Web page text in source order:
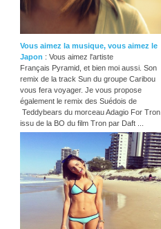
Vous aimez la musique, vous aimez le
Japon : Vous aimez l'artiste
Français Pyramid, et bien moi aussi. Son
remix de la track Sun du groupe Caribou
vous fera voyager. Je vous propose
également le remix des Suédois de
Teddybears du morceau Adagio For Tron
issu de la BO du film Tron par Daft ...